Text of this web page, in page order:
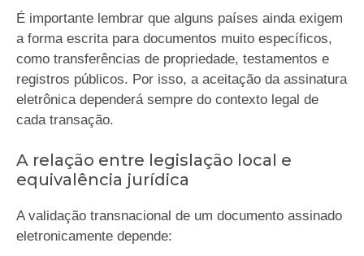
É importante lembrar que alguns países ainda exigem
a forma escrita para documentos muito específicos,
como transferências de propriedade, testamentos e
registros públicos. Por isso, a aceitação da assinatura
eletrônica dependerá sempre do contexto legal de
cada transação.
A relação entre legislação local e
equivalência jurídica
A validação transnacional de um documento assinado
eletronicamente depende: